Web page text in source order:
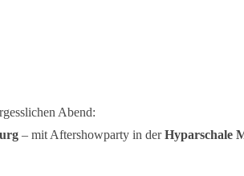
Abend:
– mit Aftershowparty in derHyparschale